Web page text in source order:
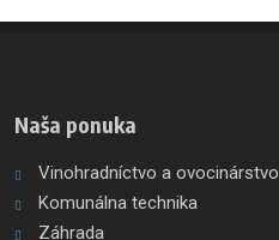
Naša ponuka
Vinohradníctvo a ovocinárstvo
Komunálna technika
Záhrada